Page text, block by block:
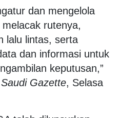
dan mengelola
rutenya,
lalu lintas, serta
dan informasi untuk
keputusan,”
Saudi Gazette, Selasa